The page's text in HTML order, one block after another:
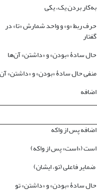
به‌کار بردن یک، یکی
حرف ربط «و» و واحد شمارش «تا» در
گفتار
حال سادۀ «بودن» و «داشتن» آن‌ها
منفی حال سادۀ «بودن» و «داشتن»
اضافه
اضافه پس از واکه
است («است» پس از واکه)
ضمایر فاعلی (تو، ایشان)
حال سادۀ «بودن» و «داشتن» تو